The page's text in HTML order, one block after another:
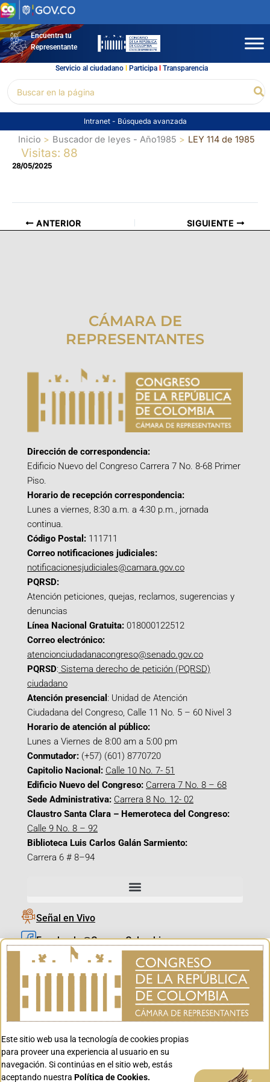
Ir
al
contenidoEncuentra tu
Representante
Servicio al ciudadano l Participal Transparencia
por:
Intranet - Búsqueda avanzada
Inicio Buscador de leyes - Año1985 LEY 114 de 1985
Visitas: 88
28/05/2025
ANTERIOR SIGUIENTE
CÁMARA DE
REPRESENTANTES
Dirección de correspondencia:
Edificio Nuevo del Congreso Carrera 7 No. 8-68 Primer
Piso.
Horario de recepción correspondencia:
Lunes a viernes, 8:30 a.m. a 4:30 p.m., jornada
continua.
Código Postal: 111711
Correo notificaciones judiciales:
notificacionesjudiciales@camara.gov.co
PQRSD:
Atención peticiones, quejas, reclamos, sugerencias y
denuncias
Línea Nacional Gratuita: 018000122512
Correo electrónico:
atencionciudadanacongreso@senado.gov.co
PQRSD: Sistema derecho de petición (PQRSD)
ciudadano
Atención presencial : Unidad de Atención
Ciudadana del Congreso, Calle 11 No. 5 – 60 Nivel 3
Horario de atención al público:
Lunes a Viernes de 8:00 am a 5:00 pm
Conmutador: (+57) (601) 8770720
Capitolio Nacional: Calle 10 No. 7- 51
Edificio Nuevo del Congreso: Carrera 7 No. 8 – 68
Sede Administrativa: Carrera 8 No. 12- 02
Claustro Santa Clara – Hemeroteca del Congreso:
Calle 9 No. 8 – 92
Biblioteca Luis Carlos Galán Sarmiento:
Carrera 6 # 8–94
Señal en Vivo
Facebook_@CamaraColombia
Instagram_@CamaraColombia
X_@CamaraColombia
Youtube_@CamaraColombia
Youtube_@CanalCongreso
Este sitio web usa la tecnología de cookies propias
para proveer una experiencia al usuario en su
navegación. Si continúas en el sitio web, estás
aceptando nuestra Política de Cookies. Aceptar